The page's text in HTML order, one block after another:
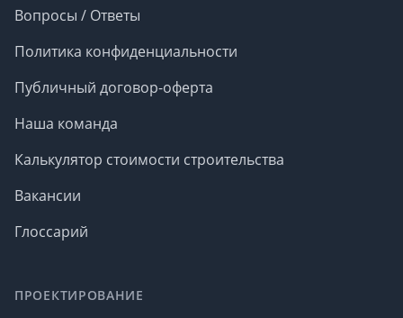
Вопросы / Ответы
Политика конфиденциальности
Публичный договор-оферта
Наша команда
Калькулятор стоимости строительства
Вакансии
Глоссарий
ПРОЕКТИРОВАНИЕ